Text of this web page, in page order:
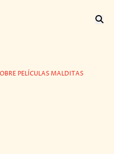
PELÍCULAS MALDITAS